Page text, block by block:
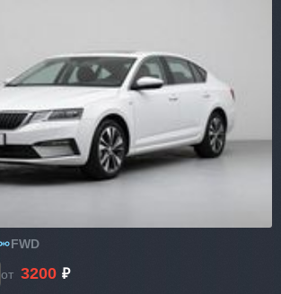
FWD
от 3200 ₽